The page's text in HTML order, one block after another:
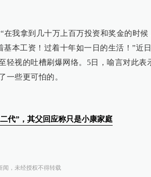
在我拿到几十万上百万投资和奖金的时候
基本工资！过着十年如一日的生活！”近
轻视的吐槽刷爆网络。5日，喻言对此表
一些更可怕的。
代”，其父回应称只是小康家庭
闻，未经授权不得转载